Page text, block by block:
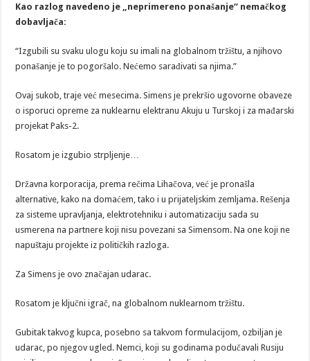
Kao razlog navedeno je „neprimereno ponašanje“ nemačkog
dobavljača:
“Izgubili su svaku ulogu koju su imali na globalnom tržištu, a njihovo
ponašanje je to pogoršalo. Nećemo sarađivati sa njima.”
Ovaj sukob, traje već mesecima. Simens je prekršio ugovorne obaveze
o isporuci opreme za nuklearnu elektranu Akuju u Turskoj i za mađarski
projekat Paks-2.
Rosatom je izgubio strpljenje…
Državna korporacija, prema rečima Lihačova, već je pronašla
alternative, kako na domaćem, tako i u prijateljskim zemljama. Rešenja
za sisteme upravljanja, elektrotehniku i automatizaciju sada su
usmerena na partnere koji nisu povezani sa Simensom. Na one koji ne
napuštaju projekte iz političkih razloga.
Za Simens je ovo značajan udarac.
Rosatom je ključni igrač, na globalnom nuklearnom tržištu.
Gubitak takvog kupca, posebno sa takvom formulacijom, ozbiljan je
udarac, po njegov ugled. Nemci, koji su godinama podučavali Rusiju